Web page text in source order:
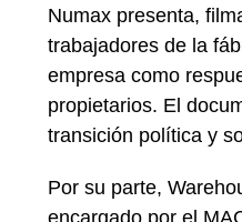
Numax presenta,
trabajadores de la
empresa como
propietarios. El
transición política y
Por su parte,
encargado por el